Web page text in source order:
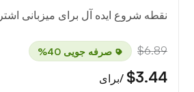
نقطه شروع ایده آل برای میزبانی
$6.89 صرفه جویی 40%
$3.44 /برای